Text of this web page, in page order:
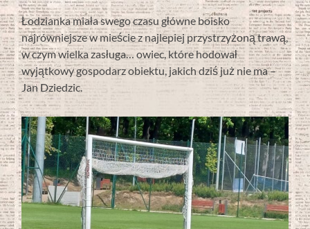
Łodzianka miała swego czasu główne boisko
najrówniejsze w mieście z najlepiej przystrzyżoną trawą,
w czym wielka zasługa… owiec, które hodował
wyjątkowy gospodarz obiektu, jakich dziś już nie ma –
Jan Dziedzic.